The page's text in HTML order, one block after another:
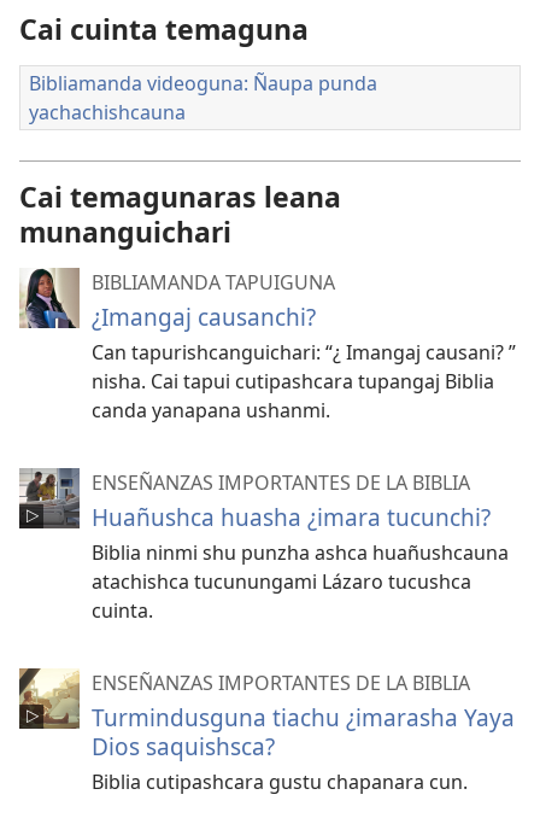
Cai cuinta temaguna
Bibliamanda videoguna: Ñaupa punda
yachachishcauna
Cai temagunaras leana
munanguichari
BIBLIAMANDA TAPUIGUNA
¿Imangaj causanchi?
Can tapurishcanguichari: “¿ Imangaj causani? ”
nisha. Cai tapui cutipashcara tupangaj Biblia
canda yanapana ushanmi.
ENSEÑANZAS IMPORTANTES DE LA BIBLIA
Huañushca huasha ¿imara tucunchi?
Biblia ninmi shu punzha ashca huañushcauna
atachishca tucunungami Lázaro tucushca
cuinta.
ENSEÑANZAS IMPORTANTES DE LA BIBLIA
Turmindusguna tiachu ¿imarasha Yaya
Dios saquishsca?
Biblia cutipashcara gustu chapanara cun.